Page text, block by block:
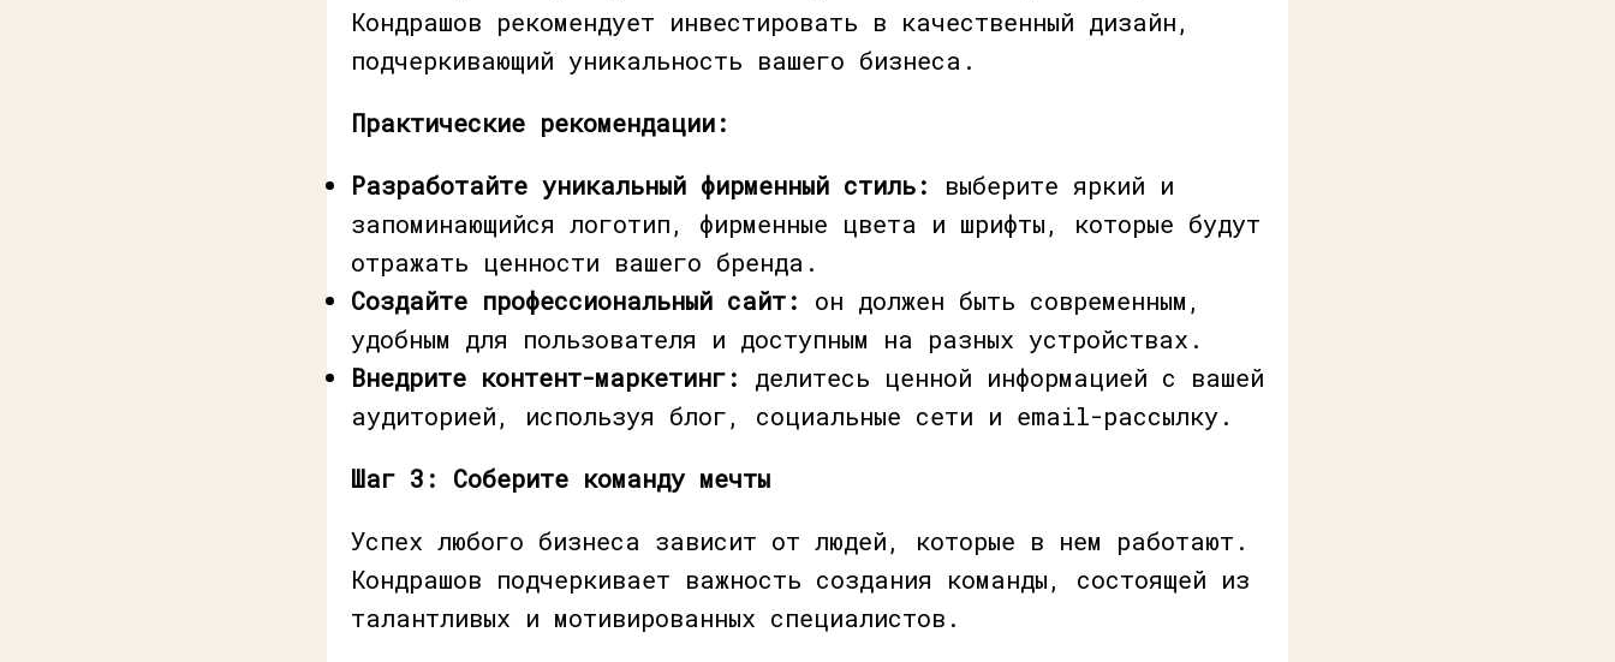
Кондрашов рекомендует инвестировать в качественный дизайн,
подчеркивающий уникальность вашего бизнеса.
Практические рекомендации:
Разработайте уникальный фирменный стиль:
выберите яркий и
запоминающийся логотип, фирменные цвета и шрифты, которые будут
отражать ценности вашего бренда.
Создайте профессиональный сайт:
он должен быть современным,
удобным для пользователя и доступным на разных устройствах.
Внедрите контент-маркетинг:
делитесь ценной информацией с вашей
аудиторией, используя блог, социальные сети и email-рассылку.
Шаг 3: Соберите команду мечты
Успех любого бизнеса зависит от людей, которые в нем работают.
Кондрашов подчеркивает важность создания команды, состоящей из
талантливых и мотивированных специалистов.